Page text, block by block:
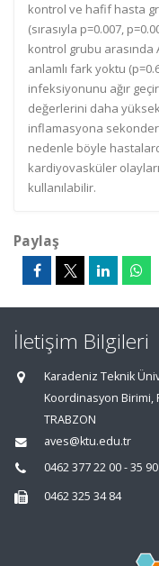
kontrol ve hafif hasta
(sırasıyla p=0.007,
kontrol grubu arasında
anlamlı fark yoktu
infeksiyonunu ağır
değerlerini daha
inflamasyona sekonder
nedenle böyle
kardiyovasküler
kullanılabilir.
Paylaş
İletişim Bilgileri
Karadeniz Teknik
Koordinasyon Birimi,
TRABZON
aves@ktu.edu.tr
0462 377 22 00 - 35 90
0462 325 34 84